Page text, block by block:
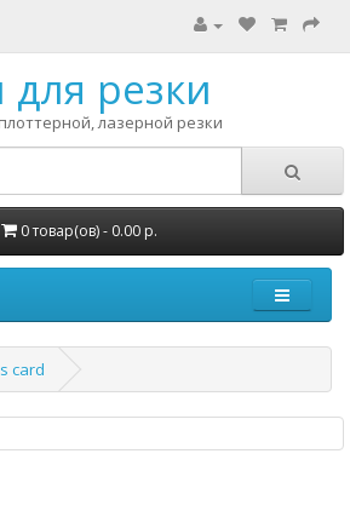
резки
лазерной резки
0 товар(ов) - 0.00 р.
card